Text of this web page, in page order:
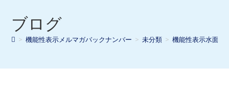
ブログ
> 機能性表示メルマガバックナンバー > 未分類 > 機能性表示水面下